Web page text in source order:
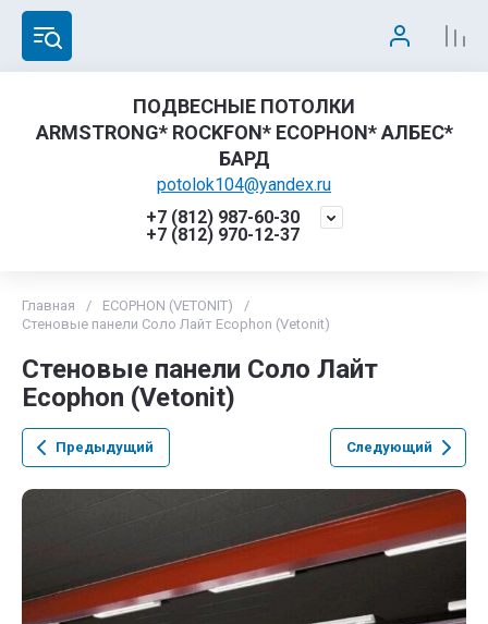
ПОДВЕСНЫЕ ПОТОЛКИ
ARMSTRONG* ROCKFON* ECOPHON* АЛБЕС*
БАРД
potolok104@yandex.ru
+7 (812) 987-60-30
+7 (812) 970-12-37
Главная / ECOPHON (VETONIT)
/
Стеновые панели Соло Лайт Ecophon (Vetonit)
Стеновые панели Соло Лайт
Ecophon (Vetonit)
Предыдущий Следующий